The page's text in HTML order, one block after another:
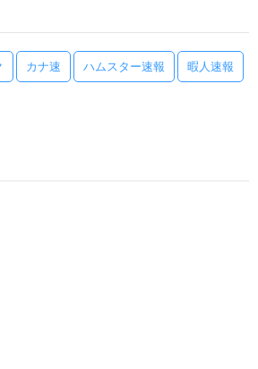
カナ速 ハムスター速報 暇人速報